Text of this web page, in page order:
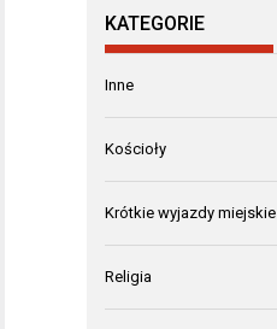
KATEGORIE
Inne
Kościoły
Krótkie wyjazdy miejskie
Religia